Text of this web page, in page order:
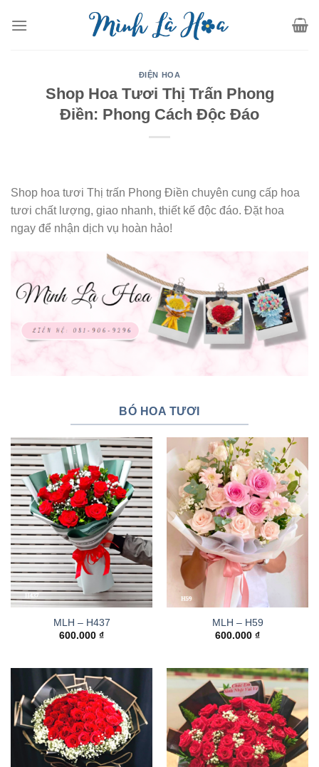
ĐIỆN HOA
Shop Hoa Tươi Thị Trấn Phong
Điền: Phong Cách Độc Đáo
Shop hoa tươi Thị trấn Phong Điền chuyên cung cấp hoa
tươi chất lượng, giao nhanh, thiết kế độc đáo. Đặt hoa
ngay để nhận dịch vụ hoàn hảo!
BÓ HOA TƯƠI
MLH – H437
600.000 ₫
MLH – H59
600.000 ₫